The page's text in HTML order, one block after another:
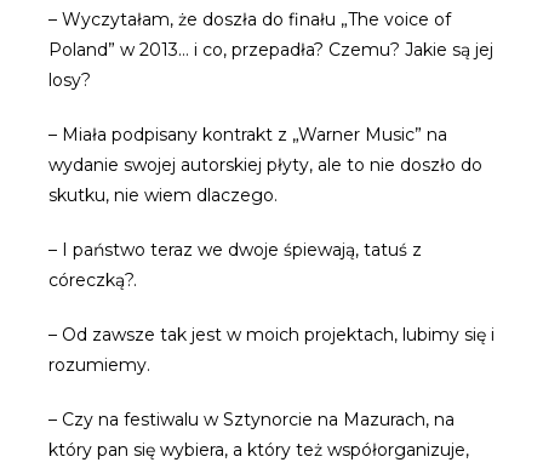
– Wyczytałam, że doszła do finału „The voice of
Poland” w 2013… i co, przepadła? Czemu? Jakie są jej
losy?
– Miała podpisany kontrakt z „Warner Music” na
wydanie swojej autorskiej płyty, ale to nie doszło do
skutku, nie wiem dlaczego.
– I państwo teraz we dwoje śpiewają, tatuś z
córeczką?.
– Od zawsze tak jest w moich projektach, lubimy się i
rozumiemy.
– Czy na festiwalu w Sztynorcie na Mazurach, na
który pan się wybiera, a który też współorganizuje,